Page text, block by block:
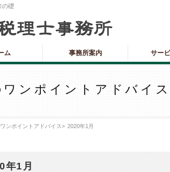
の礎
ム 事務所案内 サー
ワンポイントアドバイス
ンポイントアドバイス> 2020年1月
年1月